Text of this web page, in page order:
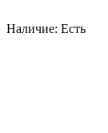
Наличие: Есть